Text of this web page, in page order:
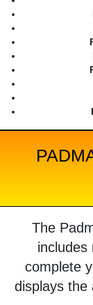
The
includes
complete
displays the